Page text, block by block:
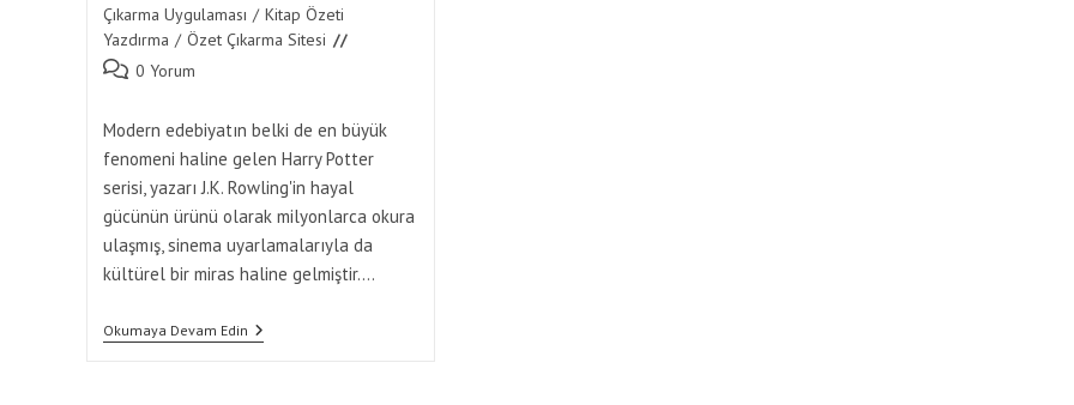
category:
Çıkarma Uygulaması / Kitap Özeti
Yazdırma / Özet Çıkarma Sitesi
Post 0 Yorum
Modern edebiyatın belki de en büyük
fenomeni haline gelen Harry Potter
serisi, yazarı J.K. Rowling'in hayal
gücünün ürünü olarak milyonlarca okura
ulaşmış, sinema uyarlamalarıyla da
kültürel bir miras haline gelmiştir.…
Okumaya Devam EdinJ.K.